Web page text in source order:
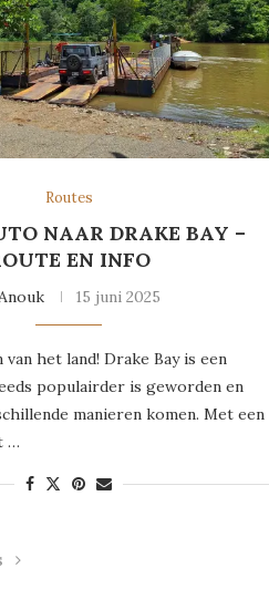
Routes
NAAR DRAKE BAY –
EN INFO
15 juni 2025
het land! Drake Bay is een
populairder is geworden en
manieren komen. Met een
…